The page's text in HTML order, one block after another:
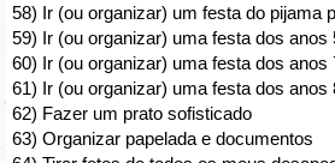
58) Ir (ou organizar) um festa do pijama
59) Ir (ou organizar) uma festa dos anos
60) Ir (ou organizar) uma festa dos anos
61) Ir (ou organizar) uma festa dos anos
62) Fazer um prato sofisticado
63) Organizar papelada e documentos